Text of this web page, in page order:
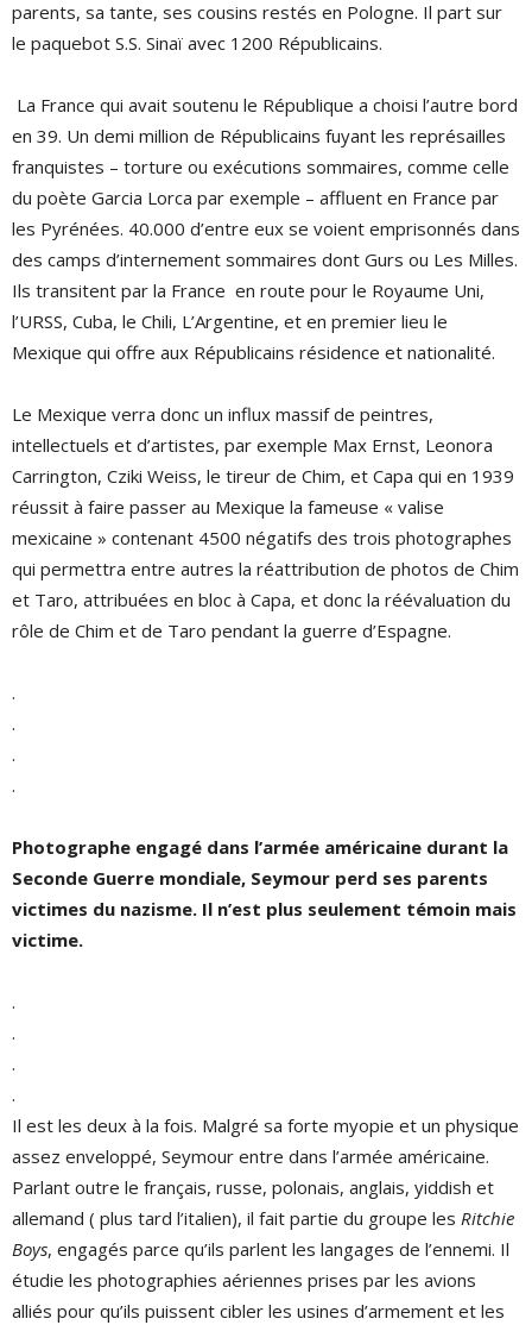
parents, sa tante, ses cousins restés en Pologne. Il part sur
le paquebot S.S. Sinaï avec 1200 Républicains.
La France qui avait soutenu le République a choisi l’autre bord
en 39. Un demi million de Républicains fuyant les représailles
franquistes – torture ou exécutions sommaires, comme celle
du poète Garcia Lorca par exemple – affluent en France par
les Pyrénées. 40.000 d’entre eux se voient emprisonnés dans
des camps d’internement sommaires dont Gurs ou Les Milles.
Ils transitent par la France en route pour le Royaume Uni,
l’URSS, Cuba, le Chili, L’Argentine, et en premier lieu le
Mexique qui offre aux Républicains résidence et nationalité.
Le Mexique verra donc un influx massif de peintres,
intellectuels et d’artistes, par exemple Max Ernst, Leonora
Carrington, Cziki Weiss, le tireur de Chim, et Capa qui en 1939
réussit à faire passer au Mexique la fameuse « valise
mexicaine » contenant 4500 négatifs des trois photographes
qui permettra entre autres la réattribution de photos de Chim
et Taro, attribuées en bloc à Capa, et donc la réévaluation du
rôle de Chim et de Taro pendant la guerre d’Espagne.
.
.
.
.
Photographe engagé dans l’armée américaine durant la
Seconde Guerre mondiale, Seymour perd ses parents
victimes du nazisme. Il n’est plus seulement témoin mais
victime.
.
.
.
.
Il est les deux à la fois. Malgré sa forte myopie et un physique
assez enveloppé, Seymour entre dans l’armée américaine.
Parlant outre le français, russe, polonais, anglais, yiddish et
allemand ( plus tard l’italien), il fait partie du groupe les Ritchie
Boys, engagés parce qu’ils parlent les langages de l’ennemi. Il
étudie les photographies aériennes prises par les avions
alliés pour qu’ils puissent cibler les usines d’armement et les